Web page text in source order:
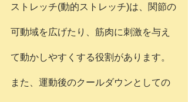
ストレッチ(動的ストレッチ)は、関節の
可動域を広げたり、筋肉に刺激を与え
て動かしやすくする役割があります。
また、運動後のクールダウンとしての